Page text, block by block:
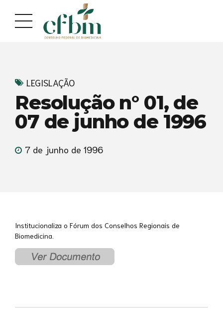
conteúdo
navegação
LEGISLAÇÃO
Resolução n° 01, de
07 de junho de 1996
7 de junho de 1996
Institucionaliza o Fórum dos Conselhos Regionais de
Biomedicina.